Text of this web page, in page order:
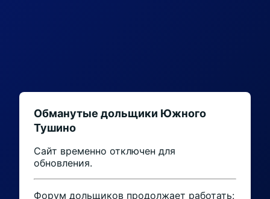
Обманутые дольщики Южного
Тушино
Сайт временно отключен для
обновления.
Форум дольщиков продолжает работать: